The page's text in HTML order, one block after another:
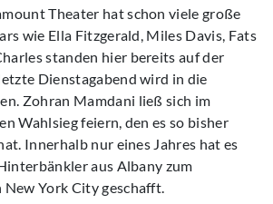
Theater hat schon viele große
wie Ella Fitzgerald, Miles Davis, Fats
standen hier bereits auf der
Dienstagabend wird in die
Zohran Mamdani ließ sich im
Wahlsieg feiern, den es so bisher
Innerhalb nur eines Jahres hat es
aus Albany zum
York City geschafft.